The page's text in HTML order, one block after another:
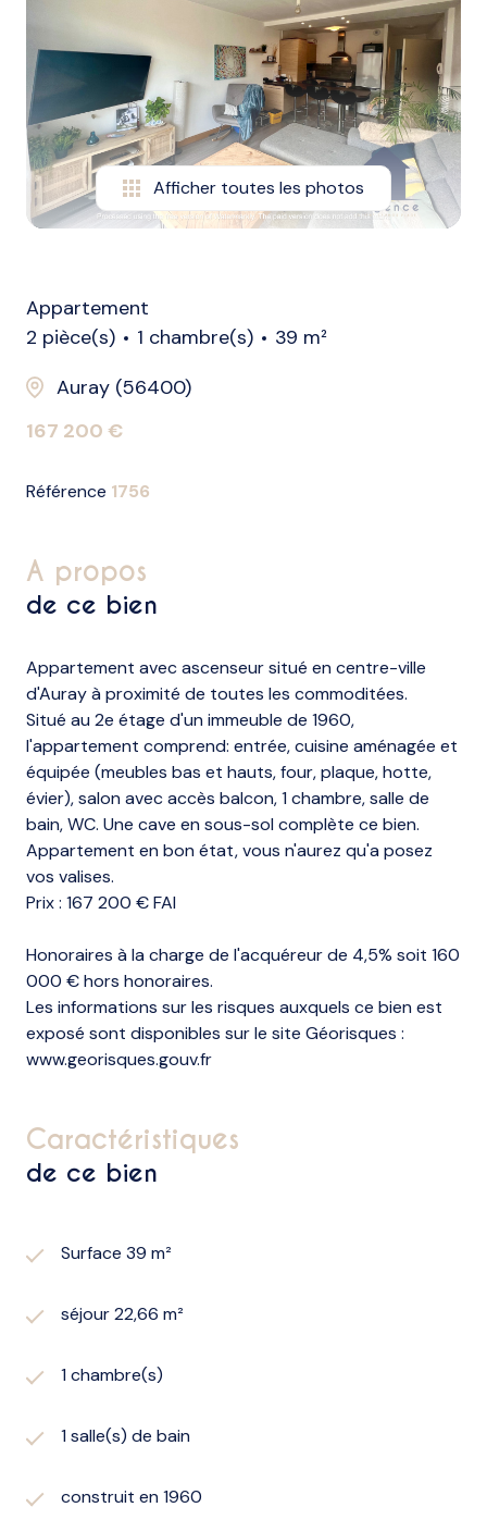
vendus
nos
biens
loués
alerte
e-
l'agence
Afficher toutes les photos
Appartement
2 pièce(s)
1 chambre(s)
39 m²
Auray (56400)
167 200 €
Référence 1756
a propos
de ce bien
Appartement avec ascenseur situé en centre-ville
d'Auray à proximité de toutes les commoditées.
Situé au 2e étage d'un immeuble de 1960,
l'appartement comprend: entrée, cuisine aménagée et
équipée (meubles bas et hauts, four, plaque, hotte,
évier),salon avec accès balcon, 1 chambre, salle de
bain, WC. Une cave en sous-sol complète ce bien.
Appartement en bon état, vous n'aurez qu'a posez
vos valises.
Prix : 167 200 € FAI
Honoraires à la charge de l'acquéreur de 4,5% soit 160
000 € hors honoraires.
Les informations sur les risques auxquels ce bien est
exposé sont disponibles sur le site Géorisques :
www.georisques.gouv.fr
caractéristiques
de ce bien
Surface 39 m²
séjour 22,66 m²
1 chambre(s)
1 salle(s) de bain
construit en 1960